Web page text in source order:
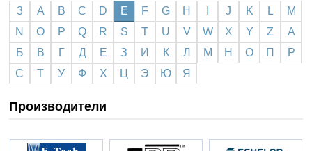
3 A B C D E F G H J K L
M
N
O P Q R S T U V W X Y Z
А
Б
В Г Д Е З И К Л М Н О П
Р
С
Т У Ф Х Ц Э Ю Я
Производители